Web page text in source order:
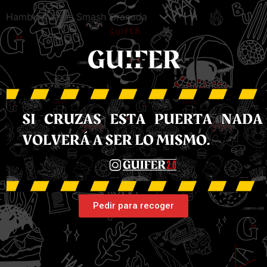
Hamburguesas Smash Granada
Pedir para recoger